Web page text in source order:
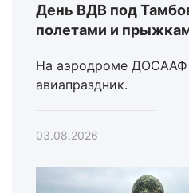
День ВДВ под
полетами и
На аэродроме ДОСААФ
авиапраздник.
03.08.2026